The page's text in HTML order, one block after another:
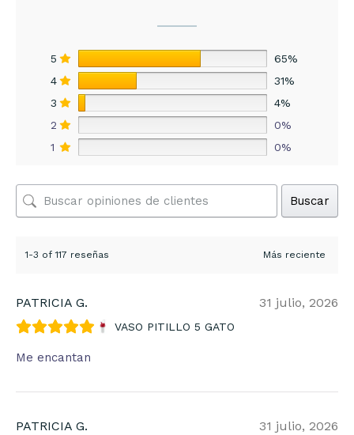
5
65%
4
31%
3
4%
2
0%
1
0%
Buscar
1-3 of 117 reseñas
PATRICIA G. 31 julio, 2026
VASO PITILLO 5 GATO
Me encantan
PATRICIA G. 31 julio, 2026